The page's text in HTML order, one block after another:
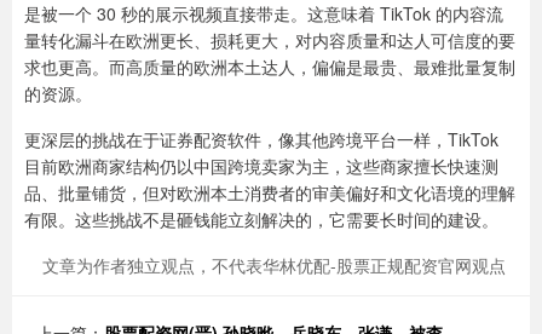
是被一个 30 秒的展示视频直接带走。这意味着 TikTok 的内容流
量转化漏斗在欧洲更长、损耗更大，对内容质量和达人可信度的要
求也更高。而高质量的欧洲本土达人，偏偏是最贵、最难批量复制
的资源。
更深层的挑战在于证券配资软件，像其他跨境平台一样，TikTok
目前欧洲商家结构仍以中国跨境卖家为主，这些商家擅长快速测
品、批量铺货，但对欧洲本土消费者的审美偏好和文化语境的理解
有限。这些挑战不是砸钱能立刻解决的，它需要长时间的建设。
文章为作者独立观点，不代表华林优配-股票正规配资官网观点